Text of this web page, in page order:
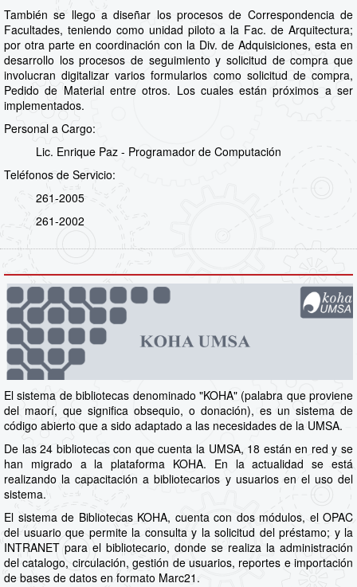
También se llego a diseñar los procesos de Correspondencia de
Facultades, teniendo como unidad piloto a la Fac. de Arquitectura;
por otra parte en coordinación con la Div. de Adquisiciones, esta en
desarrollo los procesos de seguimiento y solicitud de compra que
involucran digitalizar varios formularios como solicitud de compra,
Pedido de Material entre otros. Los cuales están próximos a ser
implementados.
Personal a Cargo:
Lic. Enrique Paz - Programador de Computación
Teléfonos de Servicio:
261-2005
261-2002
El sistema de bibliotecas denominado "KOHA" (palabra que proviene
del maorí, que significa obsequio, o donación), es un sistema de
código abierto que a sido adaptado a las necesidades de la UMSA.
De las 24 bibliotecas con que cuenta la UMSA, 18 están en red y se
han migrado a la plataforma KOHA. En la actualidad se está
realizando la capacitación a bibliotecarios y usuarios en el uso del
sistema.
El sistema de Bibliotecas KOHA, cuenta con dos módulos, el OPAC
del usuario que permite la consulta y la solicitud del préstamo; y la
INTRANET para el bibliotecario, donde se realiza la administración
del catalogo, circulación, gestión de usuarios, reportes e importación
de bases de datos en formato Marc21.